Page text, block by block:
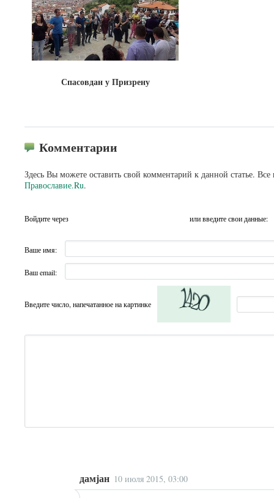
Спасовдан у Призрену
Комментарии
Здесь Вы можете оставить свой комментарий к данной статье.
Православие.Ru.
Войдите через или введите свои данные:
Ваше имя:
Ваш email:
Введите число, напечатанное на картинке
дамјан 10 июля 2015, 03:00